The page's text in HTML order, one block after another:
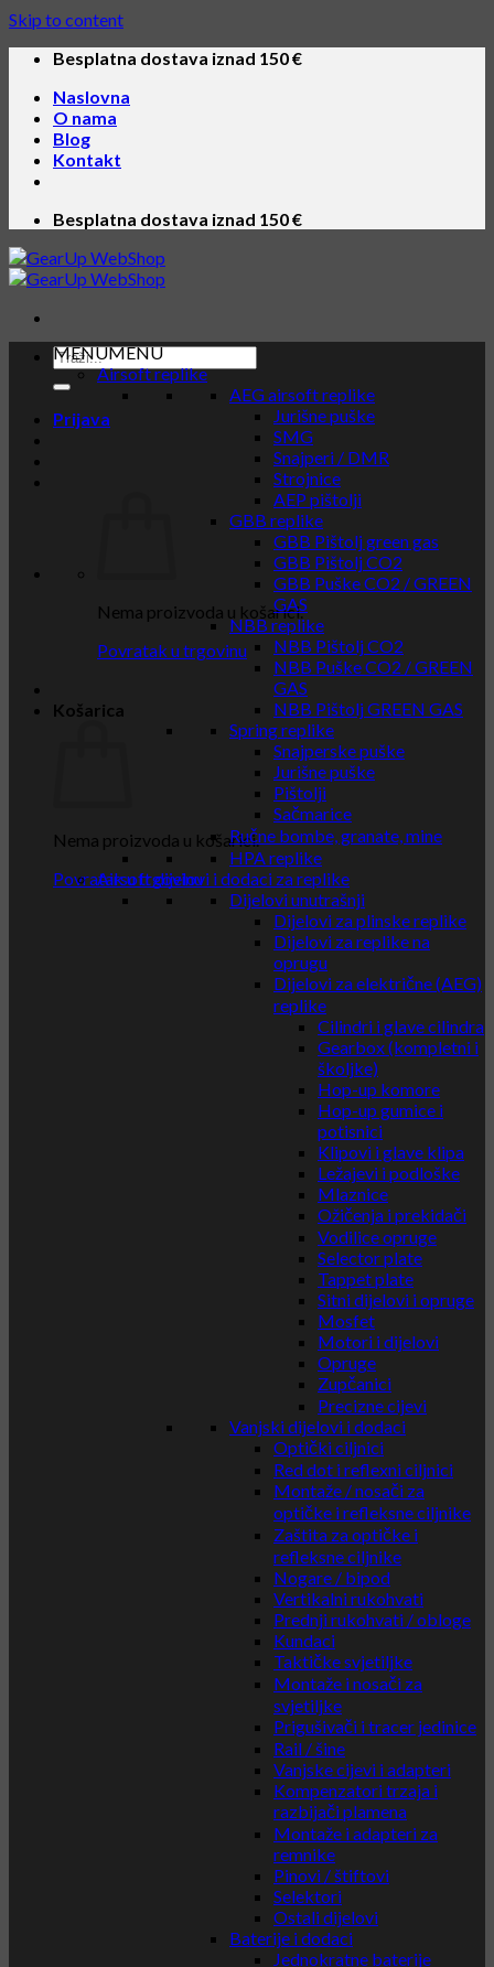
Skip to content
Besplatna dostava iznad 150 €
Naslovna
O nama
Blog
Kontakt
Besplatna dostava iznad 150 €
Prijava
Nema proizvoda u košarici.
Povratak u trgovinu
Košarica
Nema proizvoda u košarici.
Povratak u trgovinu
MENUMENU
Airsoft replike
AEG airsoft replike
Jurišne puške
SMG
Snajperi / DMR
Strojnice
AEP pištolji
GBB replike
GBB Pištolj green gas
GBB Pištolj CO2
GBB Puške CO2 / GREEN
GAS
NBB replike
NBB Pištolj CO2
NBB Puške CO2 / GREEN
GAS
NBB Pištolj GREEN GAS
Spring replike
Snajperske puške
Jurišne puške
Pištolji
Sačmarice
Ručne bombe, granate, mine
HPA replike
Airsoft dijelovi i dodaci za replike
Dijelovi unutrašnji
Dijelovi za plinske replike
Dijelovi za replike na
oprugu
Dijelovi za električne (AEG)
replike
Cilindri i glave cilindra
Gearbox (kompletni i
školjke)
Hop-up komore
Hop-up gumice i
potisnici
Klipovi i glave klipa
Ležajevi i podloške
Mlaznice
Ožičenja i prekidači
Vodilice opruge
Selector plate
Tappet plate
Sitni dijelovi i opruge
Mosfet
Motori i dijelovi
Opruge
Zupčanici
Precizne cijevi
Vanjski dijelovi i dodaci
Optički ciljnici
Red dot i reflexni ciljnici
Montaže / nosači za
optičke i refleksne ciljnike
Zaštita za optičke i
refleksne ciljnike
Nogare / bipod
Vertikalni rukohvati
Prednji rukohvati / obloge
Kundaci
Taktičke svjetiljke
Montaže i nosači za
svjetiljke
Prigušivači i tracer jedinice
Rail / šine
Vanjske cijevi i adapteri
Kompenzatori trzaja i
razbijači plamena
Montaže i adapteri za
remnike
Pinovi / štiftovi
Selektori
Ostali dijelovi
Baterije i dodaci
Jednokratne baterije